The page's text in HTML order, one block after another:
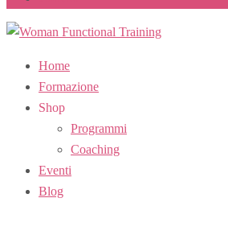
Home
Formazione
Shop
Programmi
Coaching
Eventi
Blog